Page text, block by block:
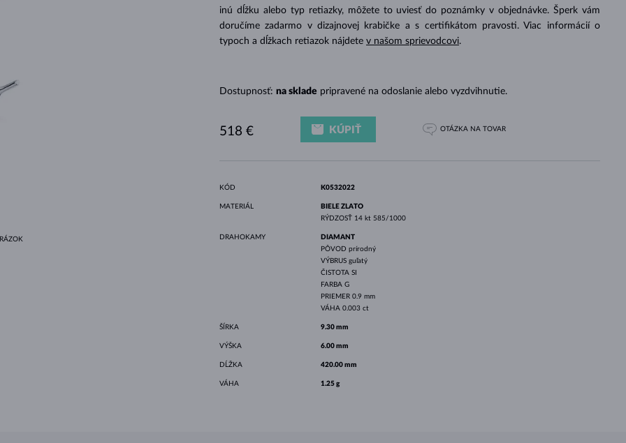
ŠTÝL SÚPRAVY BIELE ZLATO
RUŽOVÉ ZLATO
PERLY
OSADENIE BIELE ZLATO
LETNÍ VRSTVENÍ
MAMIČKU TIPY NA DARČEKYinú dĺžku alebo typ retiazky, môžete to uviesť do poznámky v objednávke. Šperk vám
doručíme zadarmo v dizajnovej krabičke a s certifikátom pravosti. Viac informácií o
typoch a dĺžkach retiazok nájdete v našom sprievodcovi.
Dostupnosť: na sklade pripravené na odoslanie alebo vyzdvihnutie.
518 € KÚPIŤ OTÁZKA NA TOVAR
KÓD K0532022
MATERIÁL
BIELE ZLATO
RÝDZOSŤ 14 kt 585/1000
DRAHOKAMY
DIAMANT
PÔVOD prírodný
VÝBRUS guľatý
ČISTOTA SI
FARBA G
PRIEMER 0.9 mm
VÁHA 0.003 ct
ŠÍRKA 9.30 mm
VÝŠKA 6.00 mm
DĹŽKA 420.00 mm
VÁHA 1.25 g